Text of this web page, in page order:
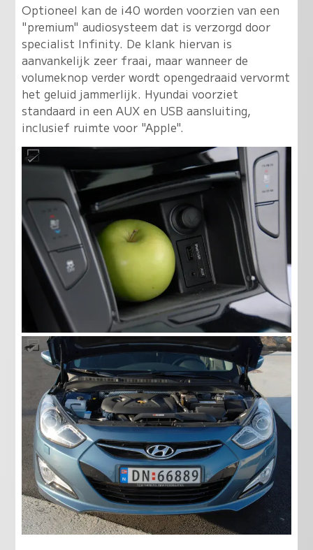
Optioneel kan de i40 worden voorzien van een
"premium" audiosysteem dat is verzorgd door
specialist Infinity. De klank hiervan is
aanvankelijk zeer fraai, maar wanneer de
volumeknop verder wordt opengedraaid vervormt
het geluid jammerlijk. Hyundai voorziet
standaard in een AUX en USB aansluiting,
inclusief ruimte voor "Apple".